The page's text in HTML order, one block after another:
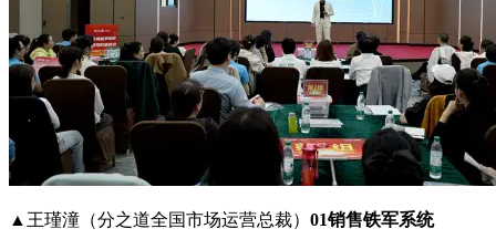
▲王瑾潼（分之道全国市场运营总裁） 01销售铁军系统